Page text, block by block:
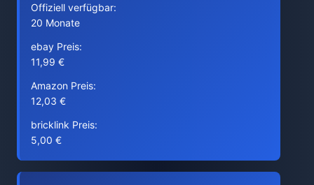
Offiziell verfügbar:
20 Monate
ebay Preis:
11,99 €
Amazon Preis:
12,03 €
bricklink Preis:
5,00 €